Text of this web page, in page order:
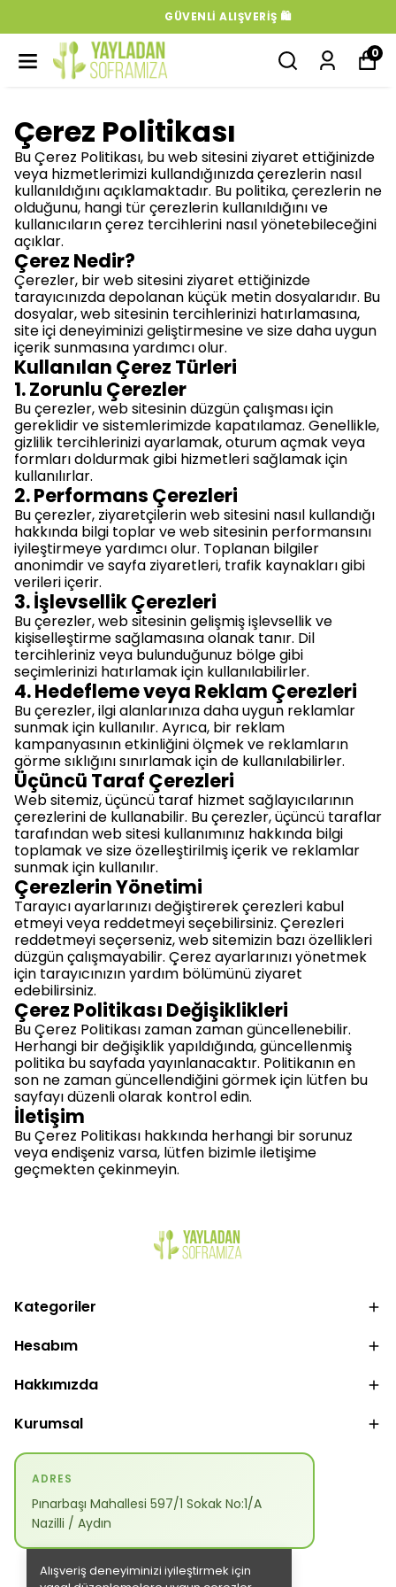
GÜVENLI ALIŞVERIŞ 🛍️
0
Alışveriş deneyiminizi iyileştirmek için
Çerez Politikası
Bu Çerez Politikası, bu web sitesini ziyaret ettiğinizde
veya hizmetlerimizi kullandığınızda çerezlerin nasıl
kullanıldığını açıklamaktadır. Bu politika, çerezlerin ne
olduğunu, hangi tür çerezlerin kullanıldığını ve
kullanıcıların çerez tercihlerini nasıl yönetebileceğini
açıklar.
Çerez Nedir?
Çerezler, bir web sitesini ziyaret ettiğinizde
tarayıcınızda depolanan küçük metin dosyalarıdır. Bu
dosyalar, web sitesinin tercihlerinizi hatırlamasına,
site içi deneyiminizi geliştirmesine ve size daha uygun
içerik sunmasına yardımcı olur.
Kullanılan Çerez Türleri
1. Zorunlu Çerezler
Bu çerezler, web sitesinin düzgün çalışması için
gereklidir ve sistemlerimizde kapatılamaz. Genellikle,
gizlilik tercihlerinizi ayarlamak, oturum açmak veya
formları doldurmak gibi hizmetleri sağlamak için
kullanılırlar.
2. Performans Çerezleri
Bu çerezler, ziyaretçilerin web sitesini nasıl kullandığı
hakkında bilgi toplar ve web sitesinin performansını
iyileştirmeye yardımcı olur. Toplanan bilgiler
anonimdir ve sayfa ziyaretleri, trafik kaynakları gibi
verileri içerir.
3. İşlevsellik Çerezleri
Bu çerezler, web sitesinin gelişmiş işlevsellik ve
kişiselleştirme sağlamasına olanak tanır. Dil
tercihleriniz veya bulunduğunuz bölge gibi
seçimlerinizi hatırlamak için kullanılabilirler.
4. Hedefleme veya Reklam Çerezleri
Bu çerezler, ilgi alanlarınıza daha uygun reklamlar
sunmak için kullanılır. Ayrıca, bir reklam
kampanyasının etkinliğini ölçmek ve reklamların
görme sıklığını sınırlamak için de kullanılabilirler.
Üçüncü Taraf Çerezleri
Web sitemiz, üçüncü taraf hizmet sağlayıcılarının
çerezlerini de kullanabilir. Bu çerezler, üçüncü taraflar
tarafından web sitesi kullanımınız hakkında bilgi
toplamak ve size özelleştirilmiş içerik ve reklamlar
sunmak için kullanılır.
Çerezlerin Yönetimi
Tarayıcı ayarlarınızı değiştirerek çerezleri kabul
etmeyi veya reddetmeyi seçebilirsiniz. Çerezleri
reddetmeyi seçerseniz, web sitemizin bazı özellikleri
düzgün çalışmayabilir. Çerez ayarlarınızı yönetmek
için tarayıcınızın yardım bölümünü ziyaret
edebilirsiniz.
Çerez Politikası Değişiklikleri
Bu Çerez Politikası zaman zaman güncellenebilir.
Herhangi bir değişiklik yapıldığında, güncellenmiş
politika bu sayfada yayınlanacaktır. Politikanın en
son ne zaman güncellendiğini görmek için lütfen bu
sayfayı düzenli olarak kontrol edin.
İletişim
Bu Çerez Politikası hakkında herhangi bir sorunuz
veya endişeniz varsa, lütfen bizimle iletişime
geçmekten çekinmeyin.
Kategoriler
Hesabım
Hakkımızda
Kurumsal
ADRES
Pınarbaşı Mahallesi 597/1 Sokak No:1/A
Nazilli / Aydın